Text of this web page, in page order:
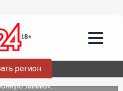
регион
о
актов
области
линию».